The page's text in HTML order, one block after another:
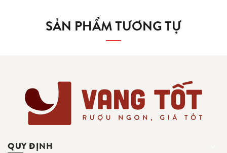
SẢN PHẨM TƯƠNG TỰ
QUY ĐỊNH